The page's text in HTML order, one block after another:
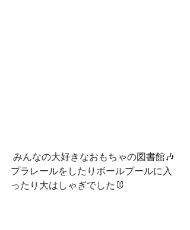
プラレールをしたりボールプールに入
ったり大はしゃぎでした🐰